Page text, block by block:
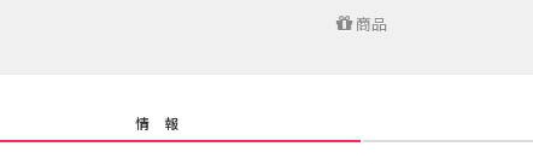
商品
情 報